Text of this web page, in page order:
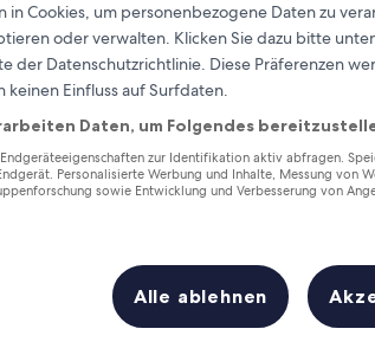
Prämien für jede
Übernachtung
Cookies, um personenbezogene Daten zu
oder verwalten. Klicken Sie dazu bitte
der Datenschutzrichtlinie. Diese Präferenzen
keinen Einfluss auf Surfdaten.
Daten, um Folgendes
zur Identifikation aktiv abfragen.
Personalisierte Werbung und Inhalte, Messung von
sowie Entwicklung und Verbesserung von
Alle ablehnen